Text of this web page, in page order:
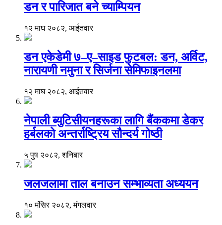
डन र पारिजात बने च्याम्पियन
१२ माघ २०८२, आईतवार
डन एकेडेमी ७–ए–साइड फुटबल: डन, अर्विट,
नारायणी नमुना र सिर्जना सेमिफाइनलमा
१२ माघ २०८२, आईतवार
नेपाली ब्युटिसीयनहरूका लागि बैंककमा डेकर
हर्बलको अन्तर्राष्ट्रिय सौन्दर्य गोष्ठी
५ पुष २०८२, शनिबार
जलजलामा ताल बनाउन सम्भाव्यता अध्ययन
१० मंसिर २०८२, मंगलवार